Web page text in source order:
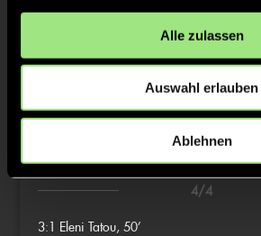
Alle zulassen
Auswahl erlauben
Ablehnen
3/4
2:1
4/4
3:1 Eleni Tatou, 50’